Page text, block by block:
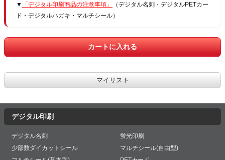
▼
「デジタル印刷商品の注意事項」
（デジタル名刺・デジタルPETカー
ド・デジタルハガキ・マルチシール）
デジタル印刷
デジタル名刺
蛍光印刷
少部数ダイカットシール
マルチシール(自由型)